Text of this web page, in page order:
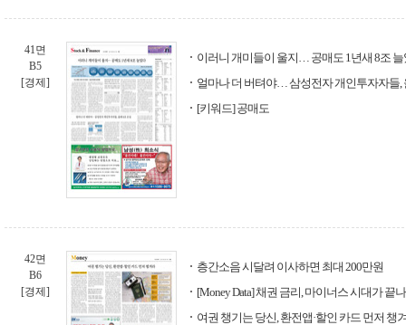
41면
B5
[경제]
이러니 개미들이 울지… 공매도 1년새 8조
얼마나 더 버텨야… 삼성전자 개인투자자들,
[키워드] 공매도
42면
B6
[경제]
층간소음 시달려 이사하면 최대 200만원
[Money Data] 채권 금리, 마이너스 시대가 끝
여권 챙기는 당신, 환전앱·할인 카드 먼저 챙